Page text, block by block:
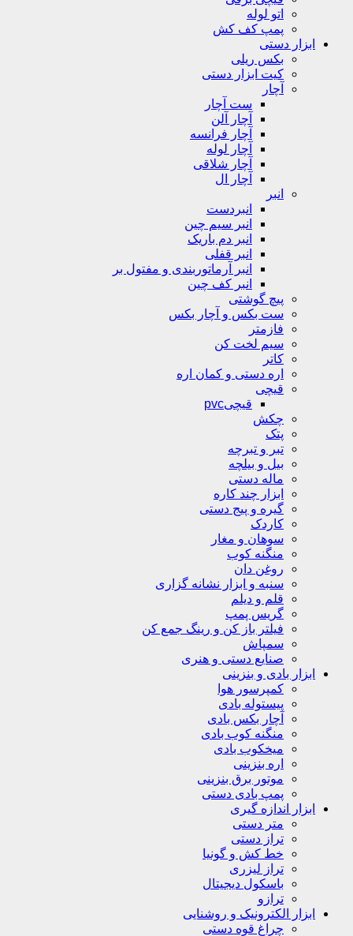
اتو لوله
پمپ کف کش
ابزار دستی
بکس ریلی
کیت ابزار دستی
آچار
ست آچار
آچار آلن
آچار فرانسه
آچار لوله
آچار شلاقی
آچار ال
انبر
انبردست
انبر سیم چین
انبر دم باریک
انبر قفلی
انبر آرماتوربندی و مفتول بر
انبر کف چین
پیچ گوشتی
ست بکس و آچار بکس
فازمتر
سیم لخت کن
کاتر
اره دستی و کمان اره
قیچی
قیچیpvc
چکش
پتک
تبر و تبرچه
بیل و بیلچه
ماله دستی
ابزار چند کاره
گیره و پیج دستی
کاردک
سوهان و مغار
منگنه کوب
روغن دان
سنبه و ابزار نشانه گزاری
قلم و دیلم
گریس پمپ
فیلتر باز کن و رینگ جمع کن
سمپاش
صنایع دستی و هنری
ابزار بادی و بنزینی
کمپرسور هوا
پیستوله بادی
آچار بکس بادی
منگنه کوب بادی
میخکوب بادی
اره بنزینی
موتور برق بنزینی
پمپ بادی دستی
ابزار اندازه گیری
متر دستی
تراز دستی
خط کش و گونیا
تراز لیزری
باسکول دیجیتال
ترازو
ابزار الکترونیک و روشنایی
چراغ قوه دستی